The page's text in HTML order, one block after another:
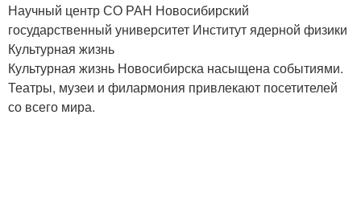
Научный центр СО РАН Новосибирский
государственный университет Институт ядерной физики
Культурная жизнь
Культурная жизнь Новосибирска насыщена событиями.
Театры, музеи и филармония привлекают посетителей
со всего мира.